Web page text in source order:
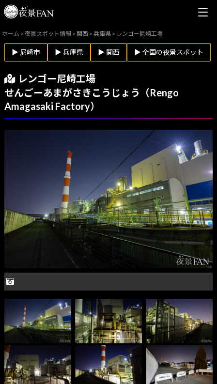
ホーム >夜景スポット情報 > 関西 >兵庫県 > レンゴー尼崎工場
▶ 尼崎市 ▶ 兵庫県 ▶ 関西 ▶ 全国の夜景スポット
レンゴー尼崎工場
せんごーあまがさきこうじょう（Rengo
Amagasaki Factory）